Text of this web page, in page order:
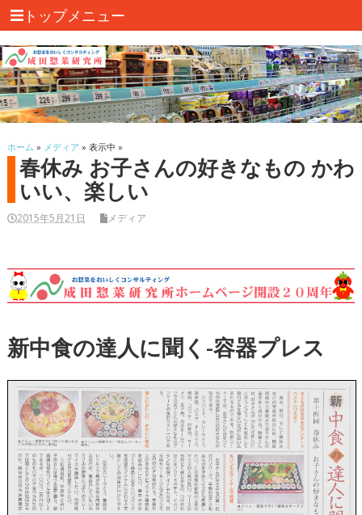
トップメニュー
ホーム » メディア » 表示中 »
春休み お子さんの好きなもの かわ
いい、楽しい
2015年5月21日 メディア
新中食の達人に聞く-容器プレス